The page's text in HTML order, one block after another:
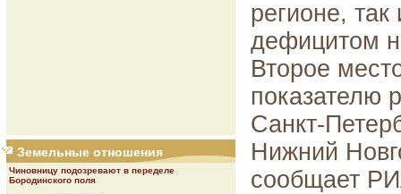
Земельные отношения
Чиновницу подозревают в переделе
Бородинского поля
регионе, так
дефицитом
Второе
показателю
Санкт-
Нижний
сообщает